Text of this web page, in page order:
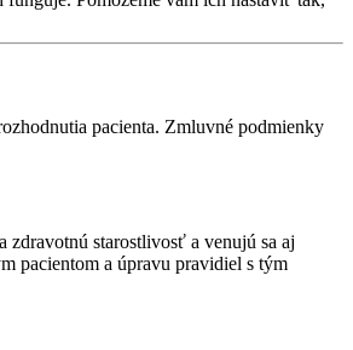
pacienta. Zmluvné podmienky
zdravotnú starostlivosť a venujú sa aj
pacientom a úpravu pravidiel s tým